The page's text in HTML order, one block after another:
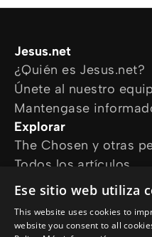
Jesus.net
¿Quién es Jesus.net?
Únete al nuestro
Mantengase
Explorar
The Chosen y otras
Todos los artículos
Cursos online
¿Cómo podemos
Ese sitio web utiliza
This website uses cookies to
website you consent to all